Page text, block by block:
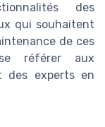
des
qui souhaitent
de ces
référer aux
des experts en